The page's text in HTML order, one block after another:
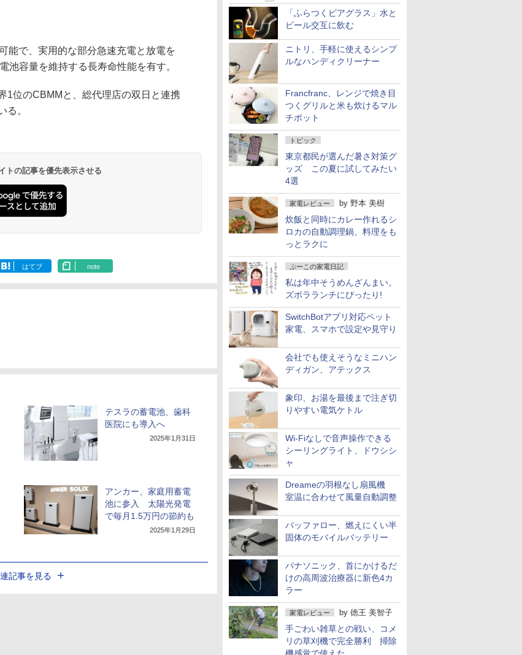
「ふらつくビアグラス」水と
ビール交互に飲む
ニトリ、手軽に使えるシンプ
ルなハンディクリーナー
Francfranc、レンジで焼き目
つくグリルと米も炊けるマル
チポット
トピック
東京都民が選んだ暑さ対策グ
ッズ この夏に試してみたい
4選
家電レビュー by 野本 美樹
炊飯と同時にカレー作れるシ
ロカの自動調理鍋、料理をも
っとラクに
ぷーこの家電日記
私は年中そうめんざんまい。
ズボラランチにぴったり!
SwitchBotアプリ対応ペット
家電、スマホで設定や見守り
会社でも使えそうなミニハン
ディガン、アテックス
象印、お湯を最後まで注ぎ切
りやすい電気ケトル
Wi-Fiなしで音声操作できる
シーリングライト、ドウシシ
ャ
Dreameの羽根なし扇風機
室温に合わせて風量自動調整
バッファロー、燃えにくい半
固体のモバイルバッテリー
パナソニック、首にかけるだ
けの高周波治療器に新色4カ
ラー
家電レビュー by 徳王 美智子
手ごわい雑草との戦い、コメ
リの草刈機で完全勝利 掃除
能で、実用的な部分急速充電と放電を
池容量を維持する長寿命性能を有す。
1位のCBMMと、総代理店の双日と連携
る。
トの記事を優先表示させる
はてブ note
テスラの蓄電池、歯科
医院にも導入へ
2025年1月31日
アンカー、家庭用蓄電
池に参入 太陽光発電
で毎月1.5万円の節約も
2025年1月29日
記事を見る